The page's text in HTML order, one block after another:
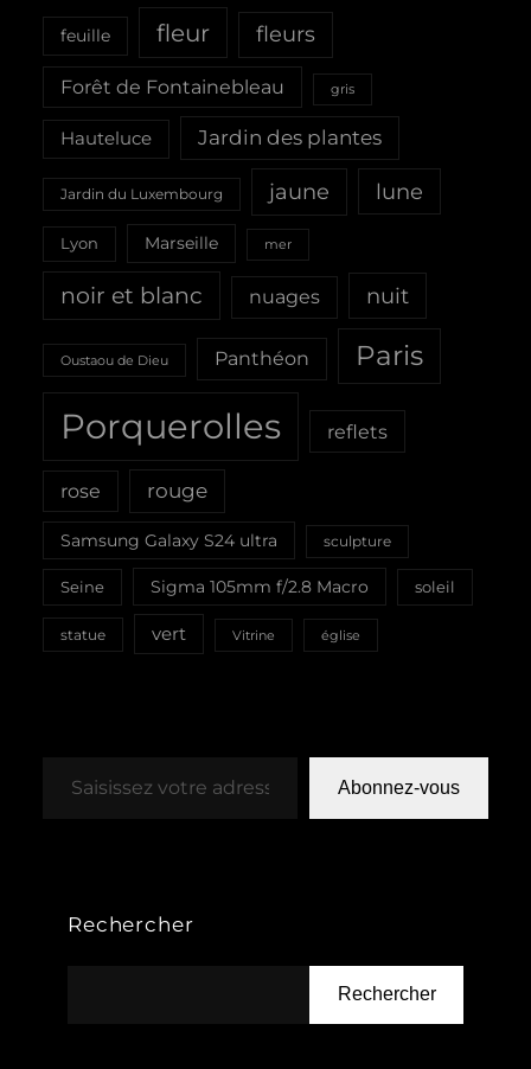
feuille fleur fleurs
Forêt de Fontainebleau gris
Hauteluce Jardin des plantes
Jardin du Luxembourg jaune lune
Lyon Marseille mer
noir et blanc nuages nuit
Oustaou de Dieu Panthéon Paris
Porquerolles reflets
rose rouge
Samsung Galaxy S24 ultra sculpture
Seine Sigma 105mm f/2.8 Macro soleil
statue vert Vitrine église
Abonnez-vous
Rechercher
Rechercher